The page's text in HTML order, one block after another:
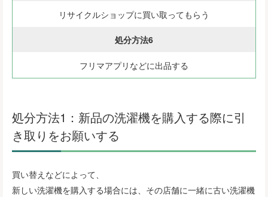
リサイクルショップに買い取ってもらう
処分方法6
フリマアプリなどに出品する
処分方法1：新品の洗濯機を購入する際に引
き取りをお願いする
買い替えなどによって、
新しい洗濯機を購入する場合には、その店舗に一緒に古い洗濯機